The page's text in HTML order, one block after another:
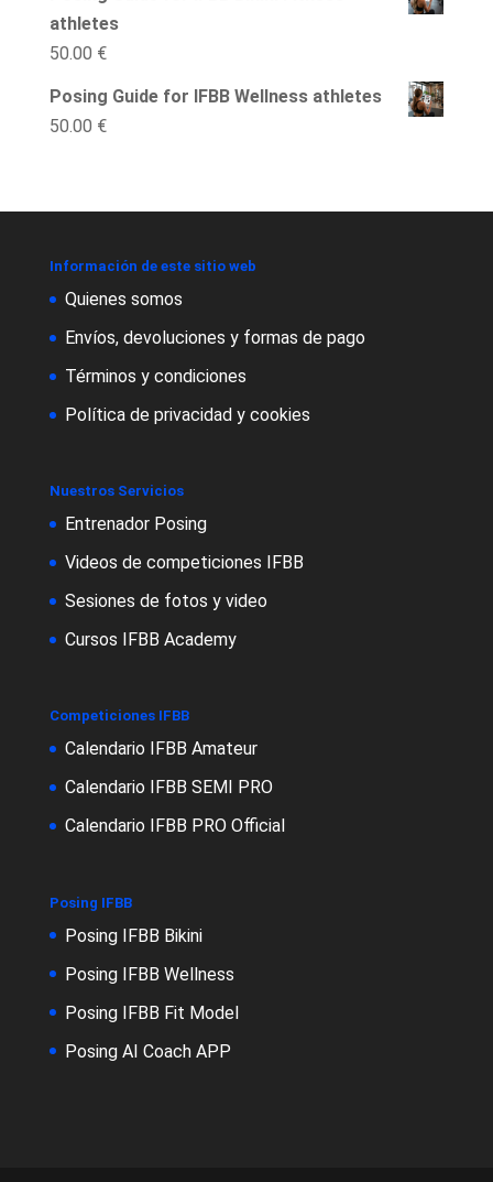
athletes
50.00 €
Posing Guide for IFBB Wellness athletes
50.00 €
Información de este sitio web
Quienes somos
Envíos, devoluciones y formas de pago
Términos y condiciones
Política de privacidad y cookies
Nuestros Servicios
Entrenador Posing
Videos de competiciones IFBB
Sesiones de fotos y video
Cursos IFBB Academy
Competiciones IFBB
Calendario IFBB Amateur
Calendario IFBB SEMI PRO
Calendario IFBB PRO Official
Posing IFBB
Posing IFBB Bikini
Posing IFBB Wellness
Posing IFBB Fit Model
Posing AI Coach APP